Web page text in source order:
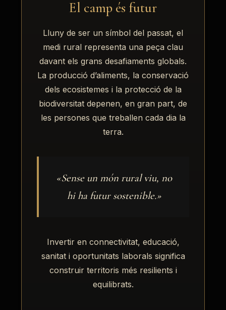
El camp és futur
Lluny de ser un símbol del passat, el
medi rural representa una peça clau
davant els grans desafiaments globals.
La producció d’aliments, la conservació
dels ecosistemes i la protecció de la
biodiversitat depenen, en gran part, de
les persones que treballen cada dia la
terra.
«Sense un món rural viu, no
hi ha futur sostenible.»
Invertir en connectivitat, educació,
sanitat i oportunitats laborals significa
construir territoris més resilients i
equilibrats.